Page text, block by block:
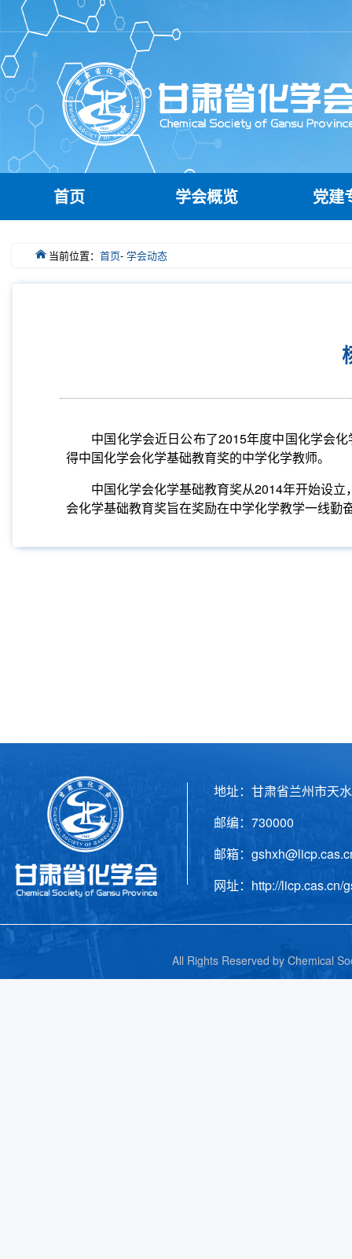
首页 学会概览 党建
当前位置： 首页- 学会动态
中国化学会近日公布了2015年度中国化学会
得中国化学会化学基础教育奖的中学化学教师。
中国化学会化学基础教育奖从2014年开始设立
会化学基础教育奖旨在奖励在中学化学教学一线勤
地址：甘肃省兰州市天
邮编：730000 电
邮箱：
网址：http://licp.cas.cn/
All Rights Reserved by Chemical